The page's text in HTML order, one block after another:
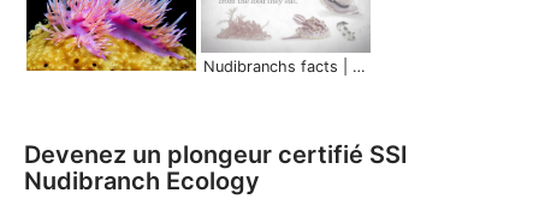
Nudibranchs facts | Marine Life in 45 Seconds
Devenez un plongeur certifié SSI
Nudibranch Ecology